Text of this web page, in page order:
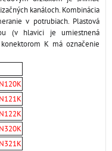
kanáloch. Kombinácia
v potrubiach. Plastová
(v hlavici je umiestnená
K má označenie